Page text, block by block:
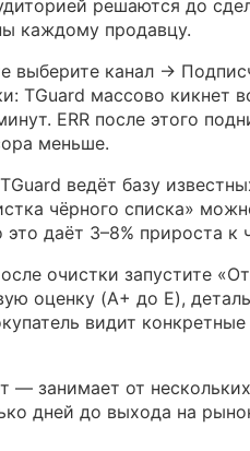
решаются до
каждому продавцу.
выберите канал →
TGuard массово кикнет
ERR после этого
меньше.
TGuard ведёт базу
чёрного списка»
даёт 3–8% прироста к
очистки запустите
оценку (A+ до E),
видит
занимает от
дней до выхода на